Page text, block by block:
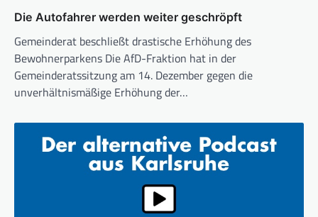
Die Autofahrer werden weiter geschröpft
Gemeinderat beschließt drastische Erhöhung des
Bewohnerparkens Die AfD-Fraktion hat in der
Gemeinderatssitzung am 14. Dezember gegen die
unverhältnismäßige Erhöhung der…